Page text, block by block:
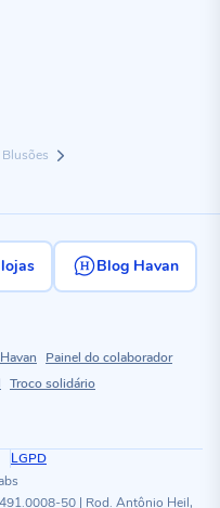
Blusões
Blog Havan
Painel do colaborador
Troco solidário
LGPD
50 | Rod. Antônio Heil,